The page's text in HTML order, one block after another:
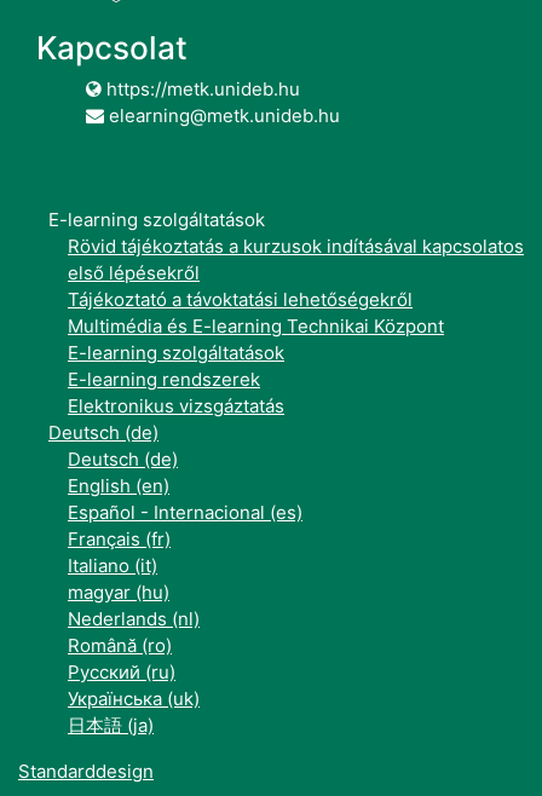
Kapcsolat
https://metk.unideb.hu
elearning@metk.unideb.hu
E-learning szolgáltatások
Rövid tájékoztatás a kurzusok indításával kapcsolatos
első lépésekről
Tájékoztató a távoktatási lehetőségekről
Multimédia és E-learning Technikai Központ
E-learning szolgáltatások
E-learning rendszerek
Elektronikus vizsgáztatás
Deutsch ‎(de)‎
Deutsch ‎(de)‎
English ‎(en)‎
Español - Internacional ‎(es)‎
Français ‎(fr)‎
Italiano ‎(it)‎
magyar ‎(hu)‎
Nederlands ‎(nl)‎
Română ‎(ro)‎
Русский ‎(ru)‎
Українська ‎(uk)‎
日本語 ‎(ja)‎
Standarddesign